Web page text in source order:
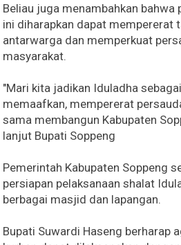
Beliau juga menambahkan bahwa
ini diharapkan dapat mempererat
antarwarga dan memperkuat
masyarakat.
"Mari kita jadikan Iduladha
memaafkan, mempererat
sama membangun Kabupaten
lanjut Bupati Soppeng
Pemerintah Kabupaten Soppeng
persiapan pelaksanaan shalat
berbagai masjid dan lapangan.
Bupati Suwardi Haseng berharap